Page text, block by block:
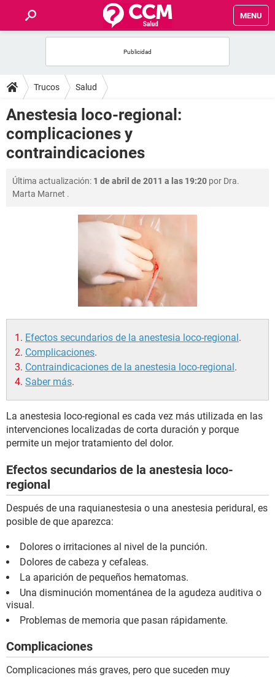
MENU
FOROS
SALUD
FAMILIA
Trucos Salud
Anestesia loco-regional:
complicaciones y
contraindicaciones
Última actualización: 1 de abril de 2011 a las 19:20 por Dra.
Marta Marnet .
Efectos secundarios de la anestesia loco-regional .
Complicaciones.
Contraindicaciones de la anestesia loco-regional .
Saber más.
La anestesia loco-regional es cada vez más utilizada en las
intervenciones localizadas de corta duración y porque
permite un mejor tratamiento del dolor.
Efectos secundarios de la anestesia loco-
regional
Después de una raquianestesia o una anestesia peridural, es
posible de que aparezca:
Dolores o irritaciones al nivel de la punción.
Dolores de cabeza y cefaleas.
La aparición de pequeños hematomas.
Una disminución momentánea de la agudeza auditiva o
visual.
Problemas de memoria que pasan rápidamente.
Complicaciones
Complicaciones más graves, pero que suceden muy